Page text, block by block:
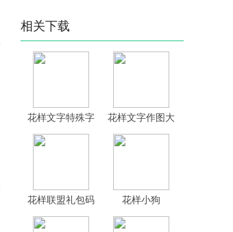
相关下载
花样文字特殊字
体输入法app官
花样文字作图大
师app免费版
花样联盟礼包码
电视版2021下
花样小狗